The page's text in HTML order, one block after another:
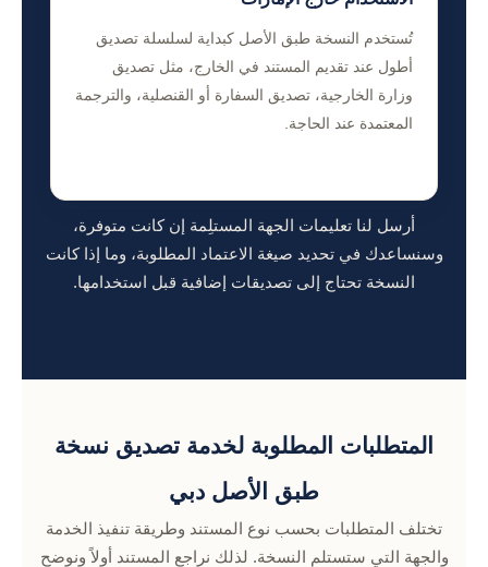
تُستخدم النسخة طبق الأصل كبداية لسلسلة تصديق
أطول عند تقديم المستند في الخارج، مثل تصديق
وزارة الخارجية، تصديق السفارة أو القنصلية، والترجمة
المعتمدة عند الحاجة.
أرسل لنا تعليمات الجهة المستلِمة إن كانت متوفرة،
وسنساعدك في تحديد صيغة الاعتماد المطلوبة، وما إذا كانت
النسخة تحتاج إلى تصديقات إضافية قبل استخدامها.
المتطلبات المطلوبة لخدمة تصديق نسخة
طبق الأصل دبي
تختلف المتطلبات بحسب نوع المستند وطريقة تنفيذ الخدمة
والجهة التي ستستلم النسخة. لذلك نراجع المستند أولاً ونوضح